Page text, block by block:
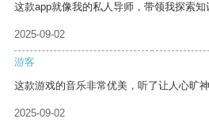
这款app就像我的私人导师，带领我探索知
2025-09-02
游客
这款游戏的音乐非常优美，听了让人心旷神
2025-09-02